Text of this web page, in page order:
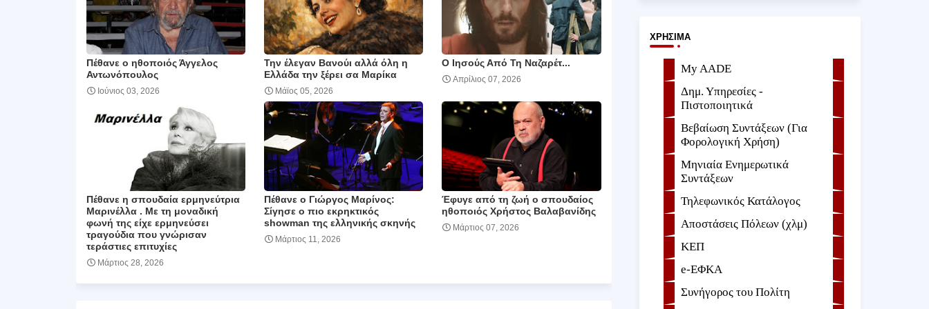
Πέθανε ο ηθοποιός Άγγελος
Αντωνόπουλος
Ιούνιος 03, 2026
Την έλεγαν Βανούι αλλά όλη η
Ελλάδα την ξέρει σα Μαρίκα
Μάϊος 05, 2026
Ο Ιησούς Από Τη Ναζαρέτ...
Απρίλιος 07, 2026
Πέθανε η σπουδαία ερμηνεύτρια
Μαρινέλλα . Με τη μοναδική
φωνή της είχε ερμηνεύσει
τραγούδια που γνώρισαν
τεράστιες επιτυχίες
Μάρτιος 28, 2026
Πέθανε ο Γιώργος Μαρίνος:
Σίγησε ο πιο εκρηκτικός
showman της ελληνικής σκηνής
Μάρτιος 11, 2026
Έφυγε από τη ζωή ο σπουδαίος
ηθοποιός Χρήστος Βαλαβανίδης
Μάρτιος 07, 2026
ΧΡΉΣΙΜΑ
My AADE
Δημ. Υπηρεσίες -
Πιστοποιητικά
Βεβαίωση Συντάξεων (Για
Φορολογική Χρήση)
Μηνιαία Ενημερωτικά
Συντάξεων
Τηλεφωνικός Κατάλογος
Αποστάσεις Πόλεων (χλμ)
ΚΕΠ
e-ΕΦKA
Συνήγορος του Πολίτη